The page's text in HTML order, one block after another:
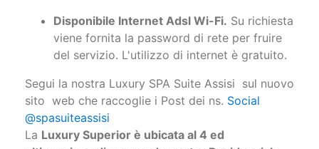
Segui la nostra Luxury SPA Suite Assisi sul nuovo
sito web che raccoglie i Post dei ns.Social
@spasuiteassisi
ultimo piano di un grande centro Residenziale,
con comodi parcheggi riservati, e al piano terra
troverete unottimo ristorantino
degustazione (20/25 euro) o a menù turistico